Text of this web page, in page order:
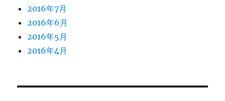
2016年7月
2016年6月
2016年5月
2016年4月